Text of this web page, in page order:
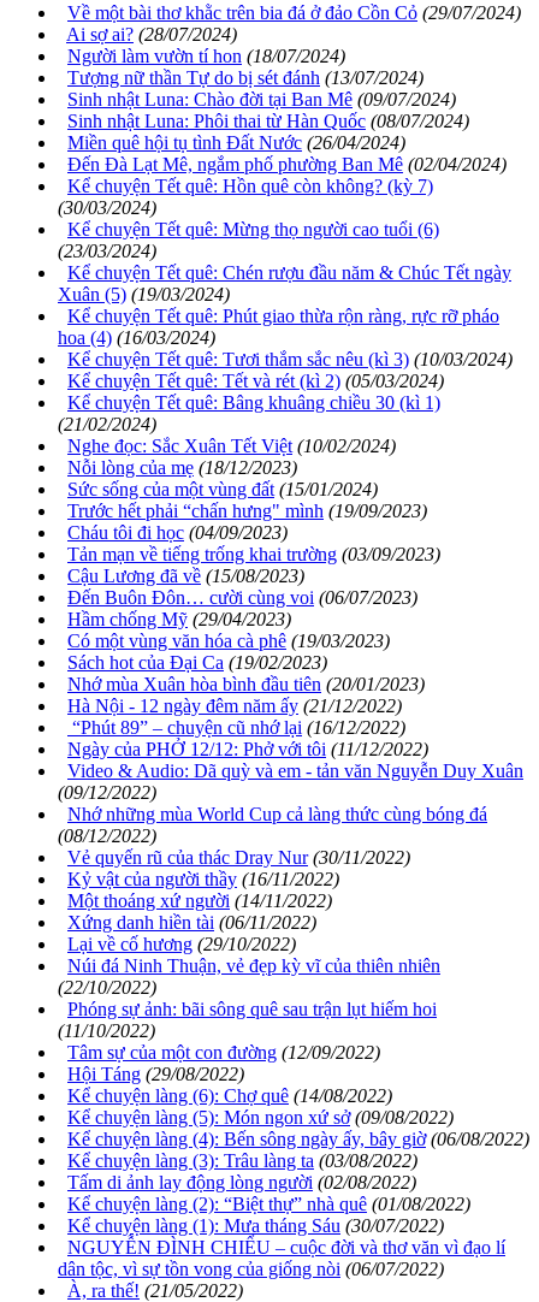
Về một bài thơ khằc trên bia đá ở đảo Cồn Cỏ (29/07/2024)
Ai sợ ai? (28/07/2024)
Người làm vườn tí hon (18/07/2024)
Tượng nữ thần Tự do bị sét đánh (13/07/2024)
Sinh nhật Luna: Chào đời tại Ban Mê (09/07/2024)
Sinh nhật Luna: Phôi thai từ Hàn Quốc (08/07/2024)
Miền quê hội tụ tình Đất Nước (26/04/2024)
Đến Đà Lạt Mê, ngắm phố phường Ban Mê (02/04/2024)
Kể chuyện Tết quê: Hồn quê còn không? (kỳ 7)
(30/03/2024)
Kể chuyện Tết quê: Mừng thọ người cao tuổi (6)
(23/03/2024)
Kể chuyện Tết quê: Chén rượu đầu năm & Chúc Tết ngày
Xuân (5) (19/03/2024)
Kể chuyện Tết quê: Phút giao thừa rộn ràng, rực rỡ pháo
hoa (4) (16/03/2024)
Kể chuyện Tết quê: Tươi thắm sắc nêu (kì 3) (10/03/2024)
Kể chuyện Tết quê: Tết và rét (kì 2) (05/03/2024)
Kể chuyện Tết quê: Bâng khuâng chiều 30 (kì 1)
(21/02/2024)
Nghe đọc: Sắc Xuân Tết Việt (10/02/2024)
Nỗi lòng của mẹ (18/12/2023)
Sức sống của một vùng đất (15/01/2024)
Trước hết phải “chấn hưng" mình (19/09/2023)
Cháu tôi đi học (04/09/2023)
Tản mạn về tiếng trống khai trường (03/09/2023)
Cậu Lương đã về (15/08/2023)
Đến Buôn Đôn… cười cùng voi (06/07/2023)
Hầm chống Mỹ (29/04/2023)
Có một vùng văn hóa cà phê (19/03/2023)
Sách hot của Đại Ca (19/02/2023)
Nhớ mùa Xuân hòa bình đầu tiên (20/01/2023)
Hà Nội - 12 ngày đêm năm ấy (21/12/2022)
“Phút 89” – chuyện cũ nhớ lại (16/12/2022)
Ngày của PHỞ 12/12: Phở với tôi (11/12/2022)
Video & Audio: Dã quỳ và em - tản văn Nguyễn Duy Xuân
(09/12/2022)
Nhớ những mùa World Cup cả làng thức cùng bóng đá
(08/12/2022)
Vẻ quyến rũ của thác Dray Nur (30/11/2022)
Kỷ vật của người thầy (16/11/2022)
Một thoáng xứ người (14/11/2022)
Xứng danh hiền tài (06/11/2022)
Lại về cố hương (29/10/2022)
Núi đá Ninh Thuận, vẻ đẹp kỳ vĩ của thiên nhiên
(22/10/2022)
Phóng sự ảnh: bãi sông quê sau trận lụt hiếm hoi
(11/10/2022)
Tâm sự của một con đường (12/09/2022)
Hội Táng (29/08/2022)
Kể chuyện làng (6): Chợ quê (14/08/2022)
Kể chuyện làng (5): Món ngon xứ sở (09/08/2022)
Kể chuyện làng (4): Bến sông ngày ấy, bây giờ (06/08/2022)
Kể chuyện làng (3): Trâu làng ta (03/08/2022)
Tấm di ảnh lay động lòng người (02/08/2022)
Kể chuyện làng (2): “Biệt thự” nhà quê (01/08/2022)
Kể chuyện làng (1): Mưa tháng Sáu (30/07/2022)
NGUYỄN ĐÌNH CHIỂU – cuộc đời và thơ văn vì đạo lí
dân tộc, vì sự tồn vong của giống nòi (06/07/2022)
À, ra thế! (21/05/2022)